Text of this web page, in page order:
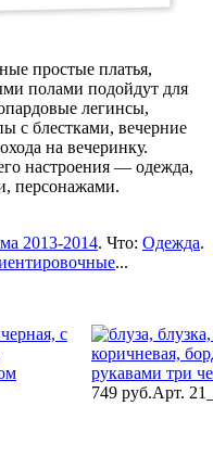
простые платья,
полами подойдут для
легинсы,
с блестками, вечерние
на вечеринку.
настроения — одежда,
персонажами.
2013-2014. Что: Одежда.
...
749 руб.Арт.